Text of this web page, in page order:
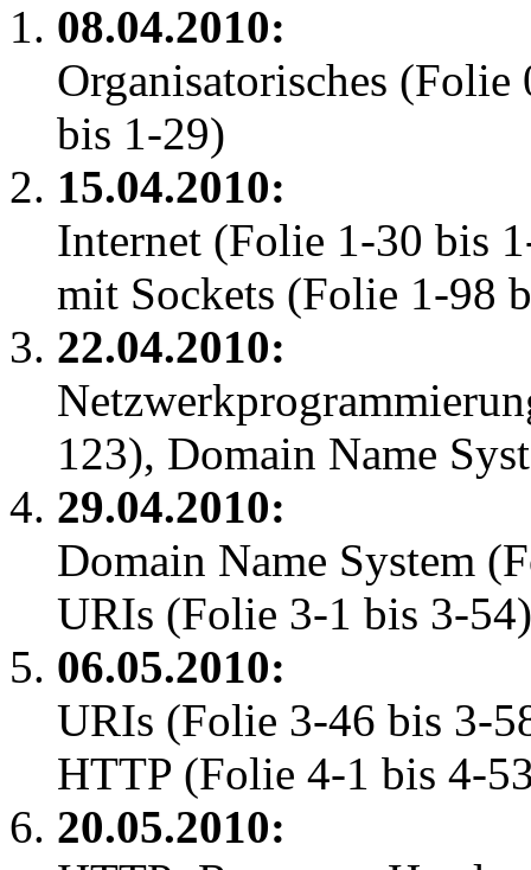
08.04.2010:
Organisatorisches
bis 1-29)
15.04.2010:
Internet (Folie 1-30 bis
mit Sockets (Folie 1-98
22.04.2010:
123), Domain Name
29.04.2010:
Domain Name System
URIs (Folie 3-1 bis 3-54)
06.05.2010:
URIs (Folie 3-46 bis 3-
HTTP (Folie 4-1 bis 4-
20.05.2010: